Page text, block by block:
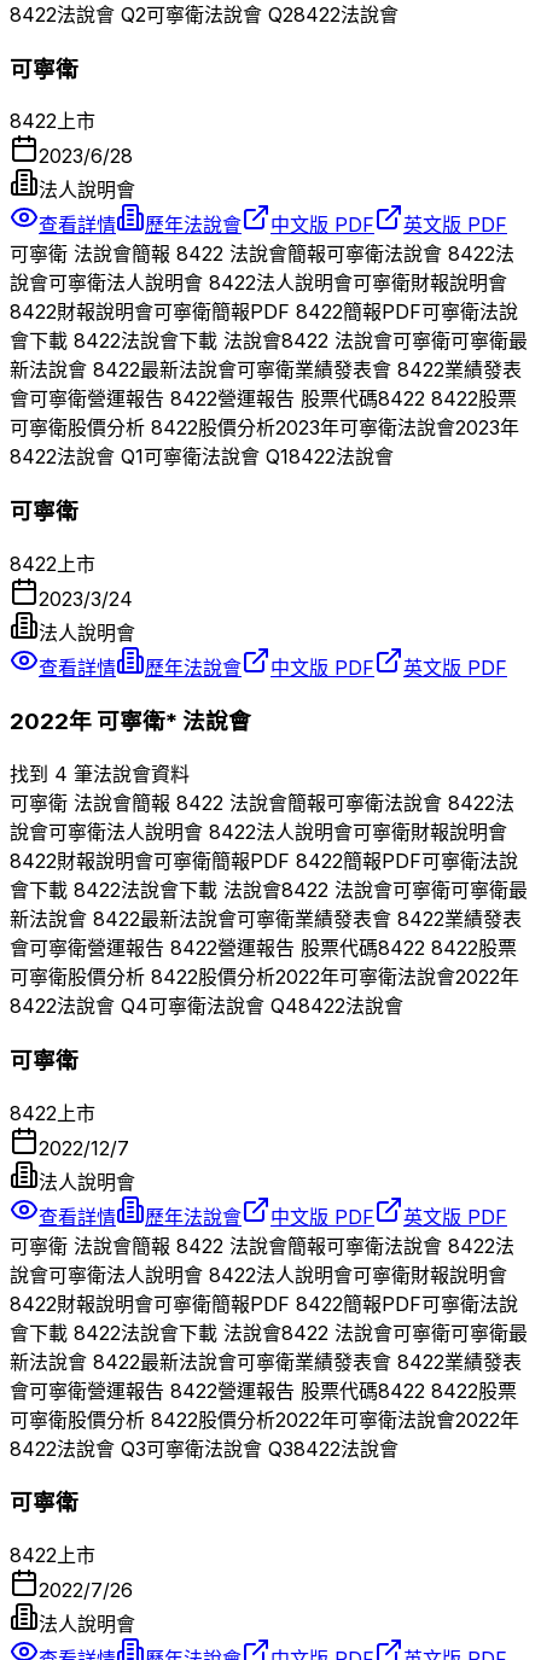
8422法說會 Q2可寧衛法說會 Q28422法說會
可寧衛
8422上市
2023/6/28
法人說明會
查看詳情
歷年法說會 中文版 PDF
英文版 PDF
可寧衛 法說會簡報 8422 法說會簡報可寧衛法說會 8422法
說會可寧衛法人說明會 8422法人說明會可寧衛財報說明會
8422財報說明會可寧衛簡報PDF 8422簡報PDF可寧衛法說
會下載 8422法說會下載 法說會8422 法說會可寧衛可寧衛最
新法說會 8422最新法說會可寧衛業績發表會 8422業績發表
會可寧衛營運報告 8422營運報告 股票代碼8422 8422股票
可寧衛股價分析 8422股價分析2023年可寧衛法說會2023年
8422法說會 Q1可寧衛法說會 Q18422法說會
可寧衛
8422 上市
2023/3/24
法人說明會
查看詳情
歷年法說會 中文版 PDF 英文版 PDF
2022年 可寧衛* 法說會
找到 4 筆法說會資料
可寧衛 法說會簡報 8422 法說會簡報可寧衛法說會 8422法
說會可寧衛法人說明會 8422法人說明會可寧衛財報說明會
8422財報說明會可寧衛簡報PDF 8422簡報PDF可寧衛法說
會下載 8422法說會下載 法說會8422 法說會可寧衛可寧衛最
新法說會 8422最新法說會可寧衛業績發表會 8422業績發表
會可寧衛營運報告 8422營運報告 股票代碼8422 8422股票
可寧衛股價分析 8422股價分析2022年可寧衛法說會2022年
8422法說會 Q4可寧衛法說會 Q48422法說會
可寧衛
8422 上市
2022/12/7
法人說明會
查看詳情
歷年法說會 中文版 PDF
英文版 PDF
可寧衛 法說會簡報 8422 法說會簡報可寧衛法說會 8422法
說會可寧衛法人說明會 8422法人說明會可寧衛財報說明會
8422財報說明會可寧衛簡報PDF 8422簡報PDF可寧衛法說
會下載 8422法說會下載 法說會8422 法說會可寧衛可寧衛最
新法說會 8422最新法說會可寧衛業績發表會 8422業績發表
會可寧衛營運報告 8422營運報告 股票代碼8422 8422股票
可寧衛股價分析 8422股價分析2022年可寧衛法說會2022年
8422法說會 Q3可寧衛法說會 Q38422法說會
可寧衛
8422上市
2022/7/26
法人說明會